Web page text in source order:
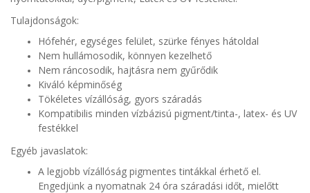
Tulajdonságok:
Hófehér, egységes felület, szürke fényes hátoldal
Nem hullámosodik, könnyen kezelhető
Nem ráncosodik, hajtásra nem gyűrődik
Kiváló képminőség
Tökéletes vízállóság, gyors száradás
Kompatibilis minden vízbázisú pigment/tinta-, latex- és UV
festékkel
Egyéb javaslatok:
A legjobb vízállóság pigmentes tintákkal érhető el.
Engedjünk a nyomatnak 24 óra száradási időt, mielőtt